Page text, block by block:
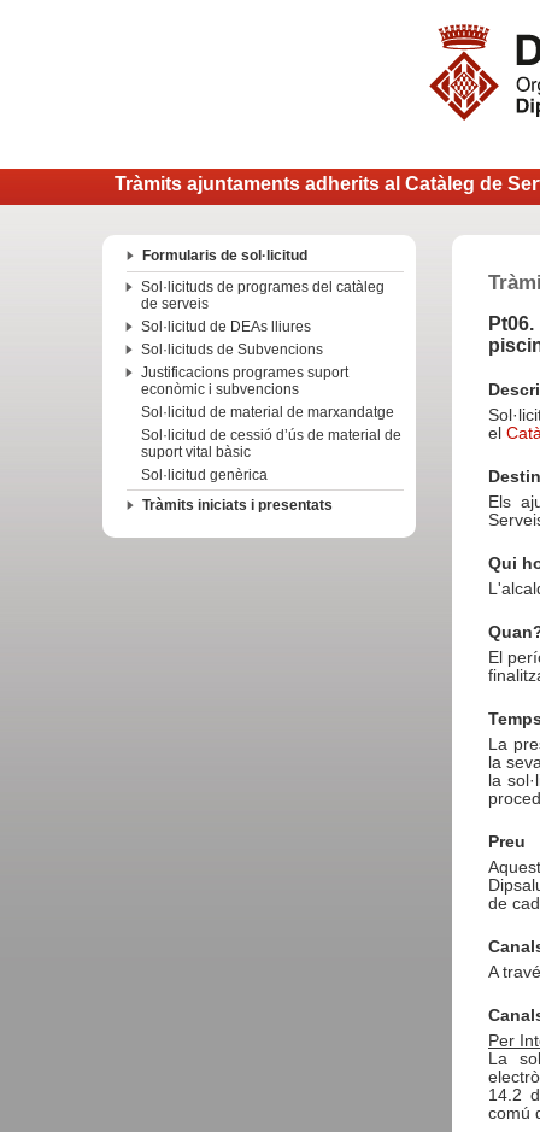
Tràmits ajuntaments adherits al Catàleg de
Formularis de sol·licitud
Sol·licituds de programes del catàleg
de serveis
Sol·licitud de DEAs lliures
Sol·licituds de Subvencions
Justificacions programes suport
econòmic i subvencions
Sol·licitud de material de marxandatge
Sol·licitud de cessió d’ús de material de
suport vital bàsic
Sol·licitud genèrica
Tràmits iniciats i presentats
el
Els
Qui
El
La
la
la
Preu
de
A
Per
La
14.2
comú